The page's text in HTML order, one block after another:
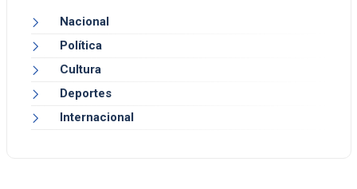
Nacional
Política
Cultura
Deportes
Internacional